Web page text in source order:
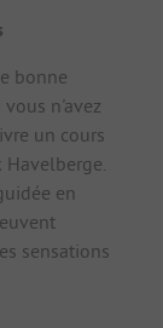
bonne
n'avez
un cours
en
sensations